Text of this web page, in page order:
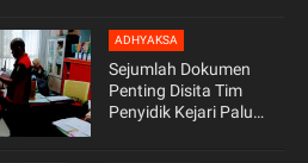
ADHYAKSA
Sejumlah Dokumen
Penting Disita Tim
Penyidik Kejari Palu